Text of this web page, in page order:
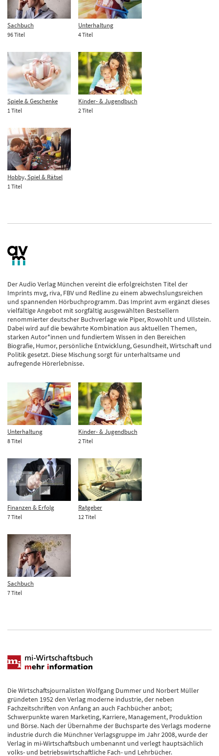
Sachbuch
96 Titel
Unterhaltung
4 Titel
Spiele & Geschenke
1 Titel
Kinder- & Jugendbuch
2 Titel
Hobby, Spiel & Rätsel
1 Titel
Der Audio Verlag München vereint die erfolgreichsten Titel der
Imprints mvg, riva, FBV und Redline zu einem abwechslungsreichen
und spannenden Hörbuchprogramm. Das Imprint avm ergänzt dieses
vielfältige Angebot mit sorgfältig ausgewählten Bestsellern
renommierter deutscher Buchverlage wie Piper, Rowohlt und Ullstein.
Dabei wird auf die bewährte Kombination aus aktuellen Themen,
starken Autor*innen und fundiertem Wissen in den Bereichen
Biografie, Humor, persönliche Entwicklung, Gesundheit, Wirtschaft und
Politik gesetzt. Diese Mischung sorgt für unterhaltsame und
aufregende Hörerlebnisse.
Unterhaltung
8 Titel
Kinder- & Jugendbuch
2 Titel
Finanzen & Erfolg
7 Titel
Ratgeber
12 Titel
Sachbuch
7 Titel
Die Wirtschaftsjournalisten Wolfgang Dummer und Norbert Müller
gründeten 1952 den Verlag moderne industrie, der neben
Fachzeitschriften von Anfang an auch Fachbücher anbot;
Schwerpunkte waren Marketing, Karriere, Management, Produktion
und Börse. Nach der Übernahme der Buchsparte des Verlags moderne
industrie durch die Münchner Verlagsgruppe im Jahr 2008, wurde der
Verlag in mi-Wirtschaftsbuch umbenannt und verlegt hauptsächlich
volks- und betriebswirtschaftliche Fach- und Lehrbücher.